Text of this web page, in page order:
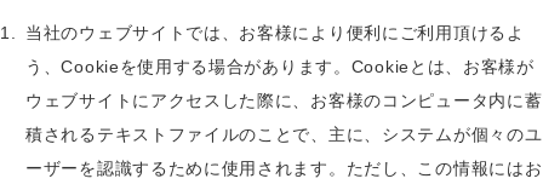
当社のウェブサイトでは、お客様により便利にご利用頂けるよ
う、Cookieを使用する場合があります。Cookieとは、お客様が
ウェブサイトにアクセスした際に、お客様のコンピュータ内に蓄
積されるテキストファイルのことで、主に、システムが個々のユ
ーザーを認識するために使用されます。ただし、この情報にはお